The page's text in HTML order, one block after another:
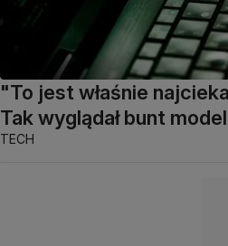
"To jest właśnie
Tak wyglądał bunt
TECH